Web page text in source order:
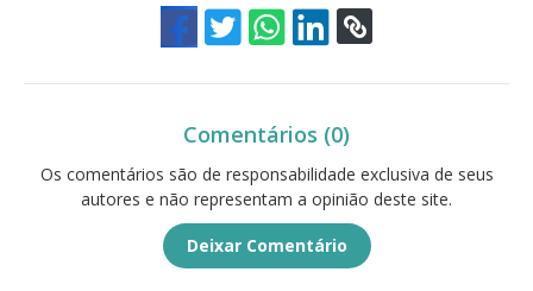
Comentários (0)
Os comentários são de responsabilidade exclusiva de seus
autores e não representam a opinião deste site.
Deixar Comentário